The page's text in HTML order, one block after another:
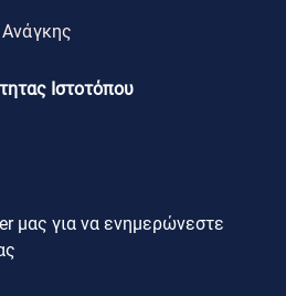
Ιστοτόπου
μας για να ενημερώνεστε